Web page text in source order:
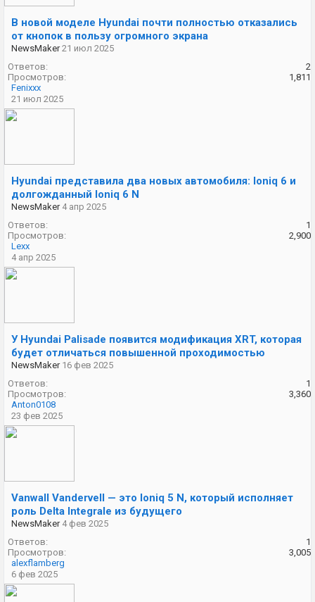
В новой моделе Hyundai почти полностью отказались
от кнопок в пользу огромного экрана
NewsMaker 21 июл 2025
Ответов:
2
Просмотров:
1,811
Fenixxx
21 июл 2025
Hyundai представила два новых автомобиля: Ioniq 6 и
долгожданный Ioniq 6 N
NewsMaker 4 апр 2025
Ответов:
1
Просмотров:
2,900
Lexx
4 апр 2025
У Hyundai Palisade появится модификация XRT, которая
будет отличаться повышенной проходимостью
NewsMaker 16 фев 2025
Ответов:
1
Просмотров:
3,360
Anton0108
23 фев 2025
Vanwall Vandervell — это Ioniq 5 N, который исполняет
роль Delta Integrale из будущего
NewsMaker 4 фев 2025
Ответов:
1
Просмотров:
3,005
alexflamberg
6 фев 2025